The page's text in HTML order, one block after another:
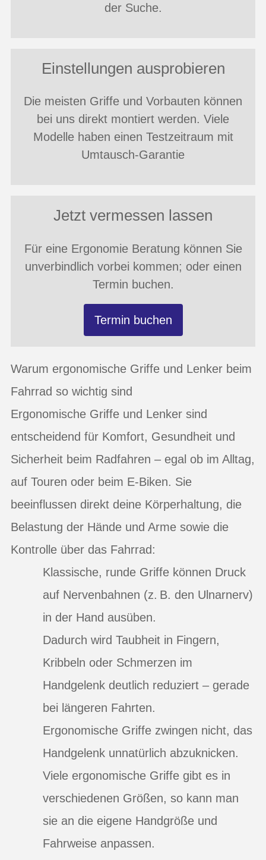
der Suche.
Einstellungen ausprobieren
Die meisten Griffe und Vorbauten können
bei uns direkt montiert werden. Viele
Modelle haben einen Testzeitraum mit
Umtausch-Garantie
Jetzt vermessen lassen
Für eine Ergonomie Beratung können Sie
unverbindlich vorbei kommen; oder einen
Termin buchen.
Termin buchen
Warum ergonomische Griffe und Lenker beim
Fahrrad so wichtig sind
Ergonomische Griffe und Lenker sind
entscheidend für Komfort, Gesundheit und
Sicherheit beim Radfahren – egal ob im Alltag,
auf Touren oder beim E-Biken. Sie
beeinflussen direkt deine Körperhaltung, die
Belastung der Hände und Arme sowie die
Kontrolle über das Fahrrad:
Klassische, runde Griffe können Druck
auf Nervenbahnen (z. B. den Ulnarnerv)
in der Hand ausüben.
Dadurch wird Taubheit in Fingern,
Kribbeln oder Schmerzen im
Handgelenk deutlich reduziert – gerade
bei längeren Fahrten.
Ergonomische Griffe zwingen nicht, das
Handgelenk unnatürlich abzuknicken.
Viele ergonomische Griffe gibt es in
verschiedenen Größen, so kann man
sie an die eigene Handgröße und
Fahrweise anpassen.